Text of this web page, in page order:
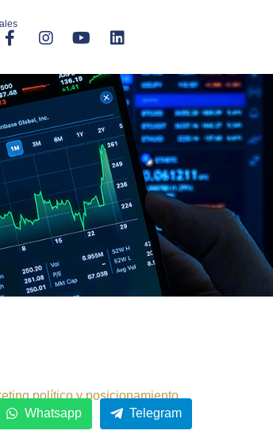
político y posicionamiento.
Whatsapp Telegram